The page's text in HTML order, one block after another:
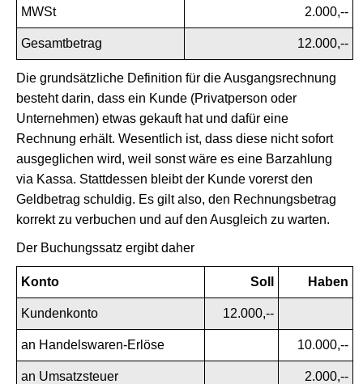
MWSt 2.000,--
Gesamtbetrag 12.000,--
Die grundsätzliche Definition für die Ausgangsrechnung
besteht darin, dass ein Kunde (Privatperson oder
Unternehmen) etwas gekauft hat und dafür eine
Rechnung erhält. Wesentlich ist, dass diese nicht sofort
ausgeglichen wird, weil sonst wäre es eine Barzahlung
via Kassa. Stattdessen bleibt der Kunde vorerst den
Geldbetrag schuldig. Es gilt also, den Rechnungsbetrag
korrekt zu verbuchen und auf den Ausgleich zu warten.
Der Buchungssatz ergibt daher
Konto Soll Haben
Kundenkonto 12.000,--
an Handelswaren-Erlöse 10.000,--
an Umsatzsteuer 2.000,--